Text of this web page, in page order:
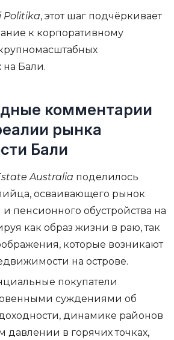
Politika, этот шаг подчёркивает
к корпоративному
на Бали.
комментарии
рынка
Бали
Australia поделилось
осваивающего рынок
пенсионного обустройства на
как образ жизни в раю, так
которые возникают
на острове.
покупатели
суждениями об
динамике районов
давлении в горячих точках,